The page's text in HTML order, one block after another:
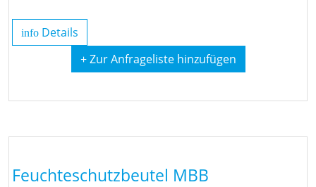
info Details
+ Zur Anfrageliste hinzufügen
Feuchteschutzbeutel MBB